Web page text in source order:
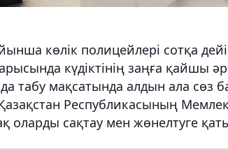
көлік полицейлері сотқа
күдіктінің заңға қайшы
табу мақсатында алдын ала сөз
Қазақстан Республикасының
оларды сақтау мен жөнелтуге